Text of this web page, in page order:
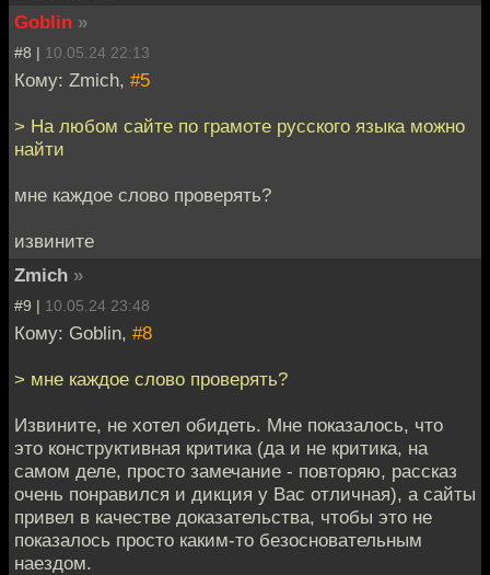
Goblin »
#8 | 10.05.24 22:13
Кому: Zmich, #5
> На любом сайте по грамоте русского языка можно
найти
мне каждое слово проверять?
извините
Zmich »
#9 | 10.05.24 23:48
Кому: Goblin, #8
> мне каждое слово проверять?
Извините, не хотел обидеть. Мне показалось, что
это конструктивная критика (да и не критика, на
самом деле, просто замечание - повторяю, рассказ
очень понравился и дикция у Вас отличная), а сайты
привел в качестве доказательства, чтобы это не
показалось просто каким-то безосновательным
наездом.